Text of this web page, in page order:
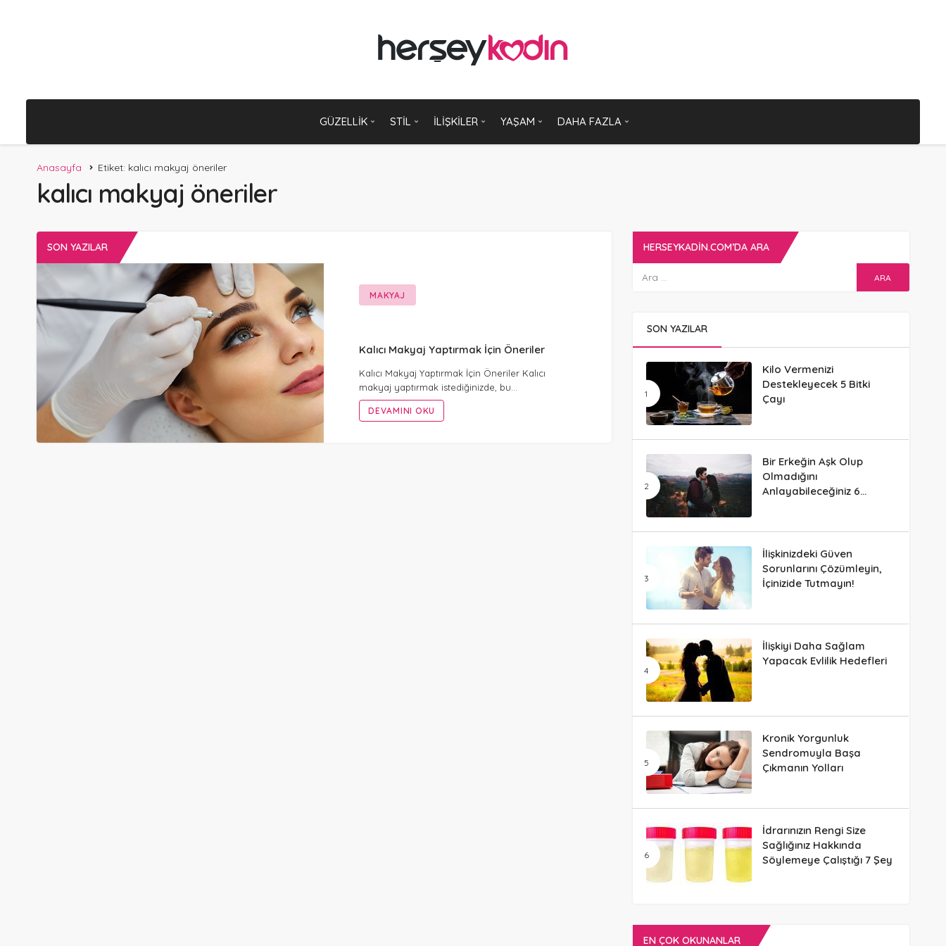
GÜZELLIK STIL İLIŞKILER YAŞAM DAHA FAZLA
Anasayfa Etiket: kalıcı makyaj öneriler
kalıcı makyaj öneriler
SON YAZILAR
MAKYAJ
Kalıcı Makyaj Yaptırmak İçin Öneriler
Kalıcı Makyaj Yaptırmak İçin Öneriler Kalıcı
makyaj yaptırmak istediğinizde, bu…
DEVAMINI OKU
HERSEYKADIN.COM’DA ARA
SON YAZILAR
Kilo Vermenizi
Destekleyecek 5 Bitki
Çayı
Bir Erkeğin Aşk Olup
Olmadığını
Anlayabileceğiniz 6
İlişkinizdeki Güven
Sorunlarını Çözümleyin,
İçinizide Tutmayın!
İlişkiyi Daha Sağlam
Yapacak Evlilik Hedefleri
Kronik Yorgunluk
Sendromuyla Başa
Çıkmanın Yolları
İdrarınızın Rengi Size
Sağlığınız Hakkında
Söylemeye Çalıştığı 7 Şey
EN ÇOK OKUNANLAR